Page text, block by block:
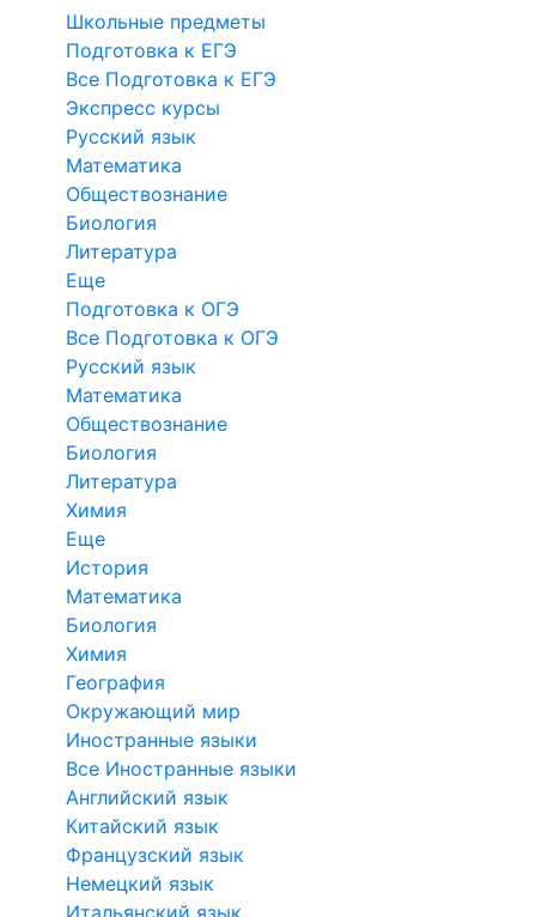
Школьные предметы
Подготовка к ЕГЭ
Все Подготовка к ЕГЭ
Экспресс курсы
Русский язык
Математика
Обществознание
Биология
Литература
Еще
Подготовка к ОГЭ
Все Подготовка к ОГЭ
Русский язык
Математика
Обществознание
Биология
Литература
Химия
Еще
История
Математика
Биология
Химия
География
Окружающий мир
Иностранные языки
Все Иностранные языки
Английский язык
Китайский язык
Французский язык
Немецкий язык
Итальянский язык